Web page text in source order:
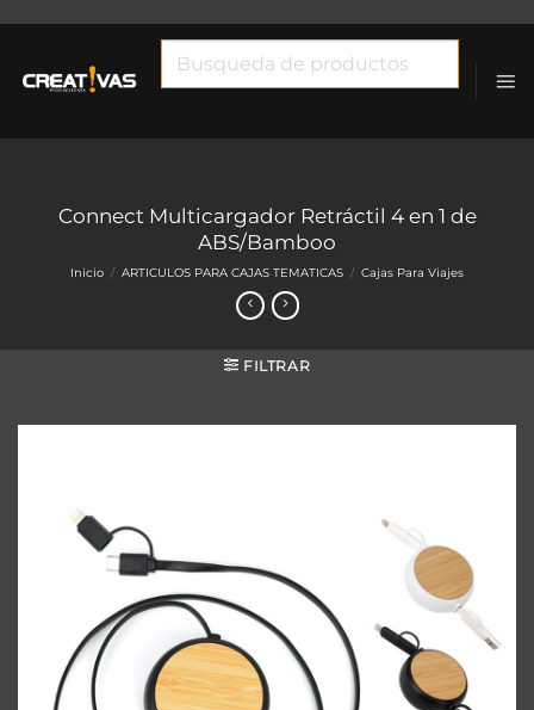
Connect Multicargador Retráctil 4 en 1 de
ABS/Bamboo
Inicio / ARTICULOS PARA CAJAS TEMATICAS / Cajas Para Viajes
FILTRAR